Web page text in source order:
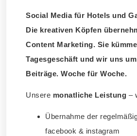
Social Media für Hotels und
Die kreativen Köpfen
Content Marketing. Sie
Tagesgeschäft und wir uns
Beiträge. Woche für Woche.
Unsere monatliche Leistung –
Übernahme der
facebook & instagram